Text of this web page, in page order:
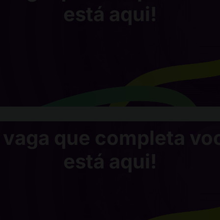
está aqui!
que completa
está aqui!